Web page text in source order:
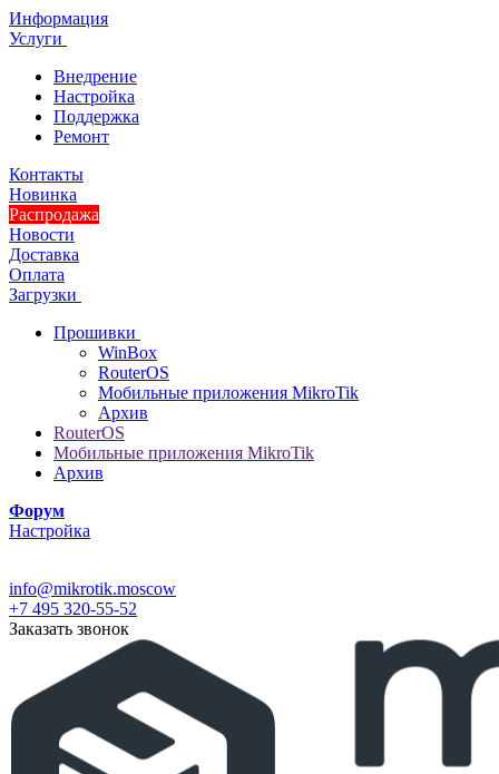
Информация
Услуги
Внедрение
Настройка
Поддержка
Ремонт
Контакты
Новинка
Распродажа
Новости
Доставка
Оплата
Загрузки
Прошивки
WinBox
RouterOS
Мобильные приложения MikroTik
Архив
RouterOS
Мобильные приложения MikroTik
Архив
Форум
Настройка
info@mikrotik.moscow
+7 495 320-55-52
Заказать звонок